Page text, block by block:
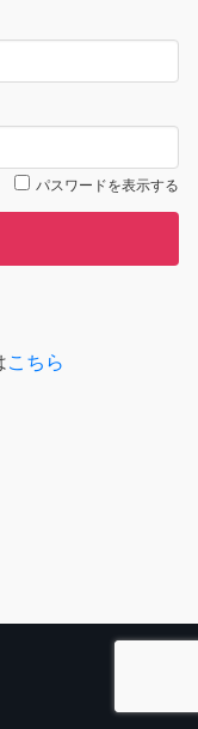
パスワードを表示する
こちら